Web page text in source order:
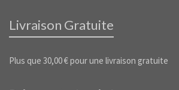
Livraison Gratuite
Plus que 30,00€pour une livraison gratuite